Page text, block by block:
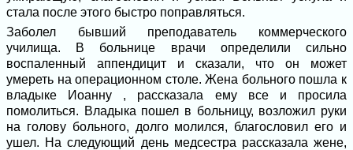
стала после этого быстро поправляться.
Заболел бывший преподаватель коммерческого
училища. В больнице врачи определили сильно
воспаленный аппендицит и сказали, что он может
умереть на операционном столе. Жена больного пошла к
владыке Иоанну , рассказала ему все и просила
помолиться. Владыка пошел в больницу, возложил руки
на голову больного, долго молился, благословил его и
ушел. На следующий день медсестра рассказала жене,